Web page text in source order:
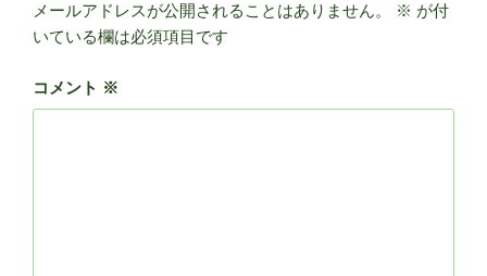
メールアドレスが公開されることはありません。 ※ が付
いている欄は必須項目です
コメント ※